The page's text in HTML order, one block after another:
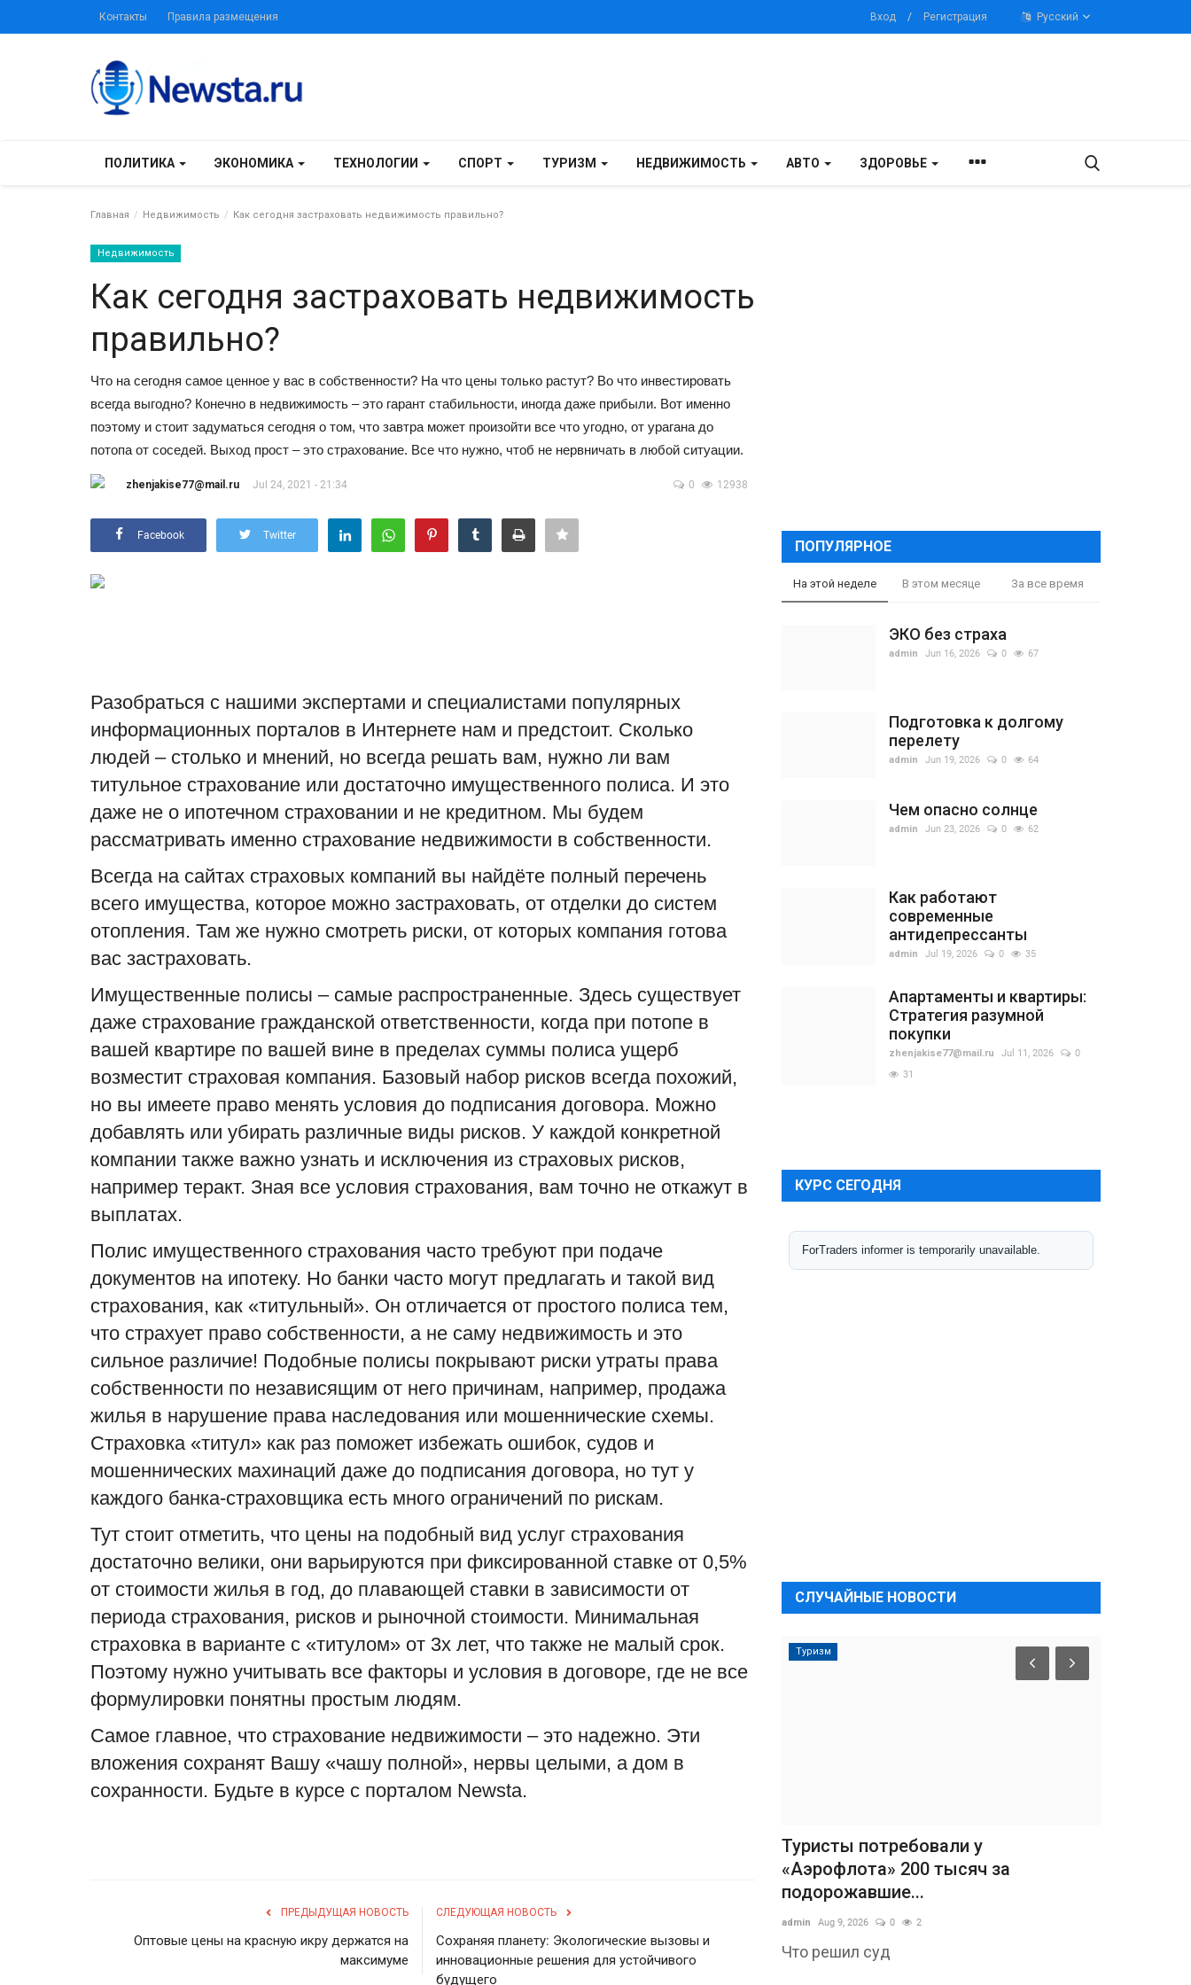
Контакты Правила размещения Вход / Регистрация Русский
ПОЛИТИКА ЭКОНОМИКА ТЕХНОЛОГИИ СПОРТ ТУРИЗМ НЕДВИЖИМОСТЬ АВТО ЗДОРОВЬЕ
Главная Недвижимость Как сегодня застраховать недвижимость правильно?
Недвижимость
Как сегодня застраховать недвижимость
правильно?
Что на сегодня самое ценное у вас в собственности? На что цены только растут? Во что инвестировать
всегда выгодно? Конечно в недвижимость – это гарант стабильности, иногда даже прибыли. Вот именно
поэтому и стоит задуматься сегодня о том, что завтра может произойти все что угодно, от урагана до
потопа от соседей. Выход прост – это страхование. Все что нужно, чтоб не нервничать в любой ситуации.
zhenjakise77@mail.ru Jul 24, 2021 - 21:34 0 12938
Facebook Twitter
Разобраться с нашими экспертами и специалистами популярных
информационных порталов в Интернете нам и предстоит. Сколько
людей – столько и мнений, но всегда решать вам, нужно ли вам
титульное страхование или достаточно имущественного полиса. И это
даже не о ипотечном страховании и не кредитном. Мы будем
рассматривать именно страхование недвижимости в собственности.
Всегда на сайтах страховых компаний вы найдёте полный перечень
всего имущества, которое можно застраховать, от отделки до систем
отопления. Там же нужно смотреть риски, от которых компания готова
вас застраховать.
Имущественные полисы – самые распространенные. Здесь существует
даже страхование гражданской ответственности, когда при потопе в
вашей квартире по вашей вине в пределах суммы полиса ущерб
возместит страховая компания. Базовый набор рисков всегда похожий,
но вы имеете право менять условия до подписания договора. Можно
добавлять или убирать различные виды рисков. У каждой конкретной
компании также важно узнать и исключения из страховых рисков,
например теракт. Зная все условия страхования, вам точно не откажут в
выплатах.
Полис имущественного страхования часто требуют при подаче
документов на ипотеку. Но банки часто могут предлагать и такой вид
страхования, как «титульный». Он отличается от простого полиса тем,
что страхует право собственности, а не саму недвижимость и это
сильное различие! Подобные полисы покрывают риски утраты права
собственности по независящим от него причинам, например, продажа
жилья в нарушение права наследования или мошеннические схемы.
Страховка «титул» как раз поможет избежать ошибок, судов и
мошеннических махинаций даже до подписания договора, но тут у
каждого банка-страховщика есть много ограничений по рискам.
Тут стоит отметить, что цены на подобный вид услуг страхования
достаточно велики, они варьируются при фиксированной ставке от 0,5%
от стоимости жилья в год, до плавающей ставки в зависимости от
периода страхования, рисков и рыночной стоимости. Минимальная
страховка в варианте с «титулом» от 3х лет, что также не малый срок.
Поэтому нужно учитывать все факторы и условия в договоре, где не все
формулировки понятны простым людям.
Самое главное, что страхование недвижимости – это надежно. Эти
вложения сохранят Вашу «чашу полной», нервы целыми, а дом в
сохранности. Будьте в курсе с порталом Newsta.
ПРЕДЫДУЩАЯ НОВОСТЬ
Оптовые цены на красную икру держатся на
максимуме
СЛЕДУЮЩАЯ НОВОСТЬ
Сохраняя планету: Экологические вызовы и
инновационные решения для устойчивого
будущего
ПОПУЛЯРНОЕ
На этой неделе В этом месяце За все время
ЭКО без страха
admin Jun 16, 2026 0 67
Подготовка к долгому
перелету
admin Jun 19, 2026 0 64
Чем опасно солнце
admin Jun 23, 2026 0 62
Как работают
современные
антидепрессанты
admin Jul 19, 2026 0 35
Апартаменты и квартиры:
Стратегия разумной
покупки
zhenjakise77@mail.ru Jul 11, 2026
0
31
КУРС СЕГОДНЯ
СЛУЧАЙНЫЕ НОВОСТИ
Туризм
Туристы потребовали у
«Аэрофлота» 200 тысяч за
подорожавшие...
admin Aug 9, 2026 0 2
Что решил суд